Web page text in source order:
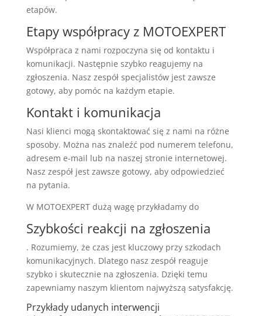
etapów.
Etapy współpracy z MOTOEXPERT
Współpraca z nami rozpoczyna się od kontaktu i
komunikacji. Następnie szybko reagujemy na
zgłoszenia. Nasz zespół specjalistów jest zawsze
gotowy, aby pomóc na każdym etapie.
Kontakt i komunikacja
Nasi klienci mogą skontaktować się z nami na różne
sposoby. Można nas znaleźć pod numerem telefonu,
adresem e-mail lub na naszej stronie internetowej.
Nasz zespół jest zawsze gotowy, aby odpowiedzieć
na pytania.
W MOTOEXPERT dużą wagę przykładamy do
Szybkości reakcji na zgłoszenia
. Rozumiemy, że czas jest kluczowy przy szkodach
komunikacyjnych. Dlatego nasz zespół reaguje
szybko i skutecznie na zgłoszenia. Dzięki temu
zapewniamy naszym klientom najwyższą satysfakcję.
Przykłady udanych interwencji